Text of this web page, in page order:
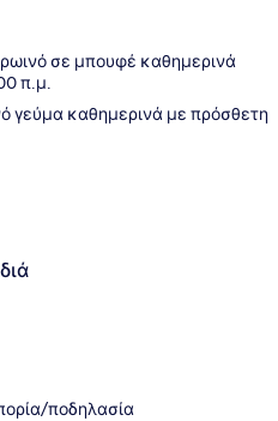
σε μπουφέ καθημερινά
π.μ.
γεύμα καθημερινά με πρόσθετη
ποδηλασία